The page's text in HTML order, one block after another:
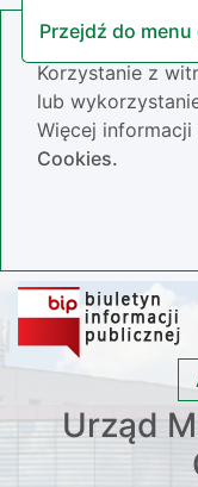
Przejdź do menu
Nasza strona
Korzystanie z
lub
Więcej
Cookies.
Urząd